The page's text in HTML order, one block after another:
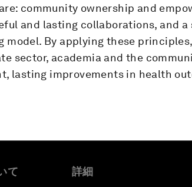
community ownership and
and lasting collaborations, and
model. By applying these
sector, academia and the
lasting improvements in health
て 詳細